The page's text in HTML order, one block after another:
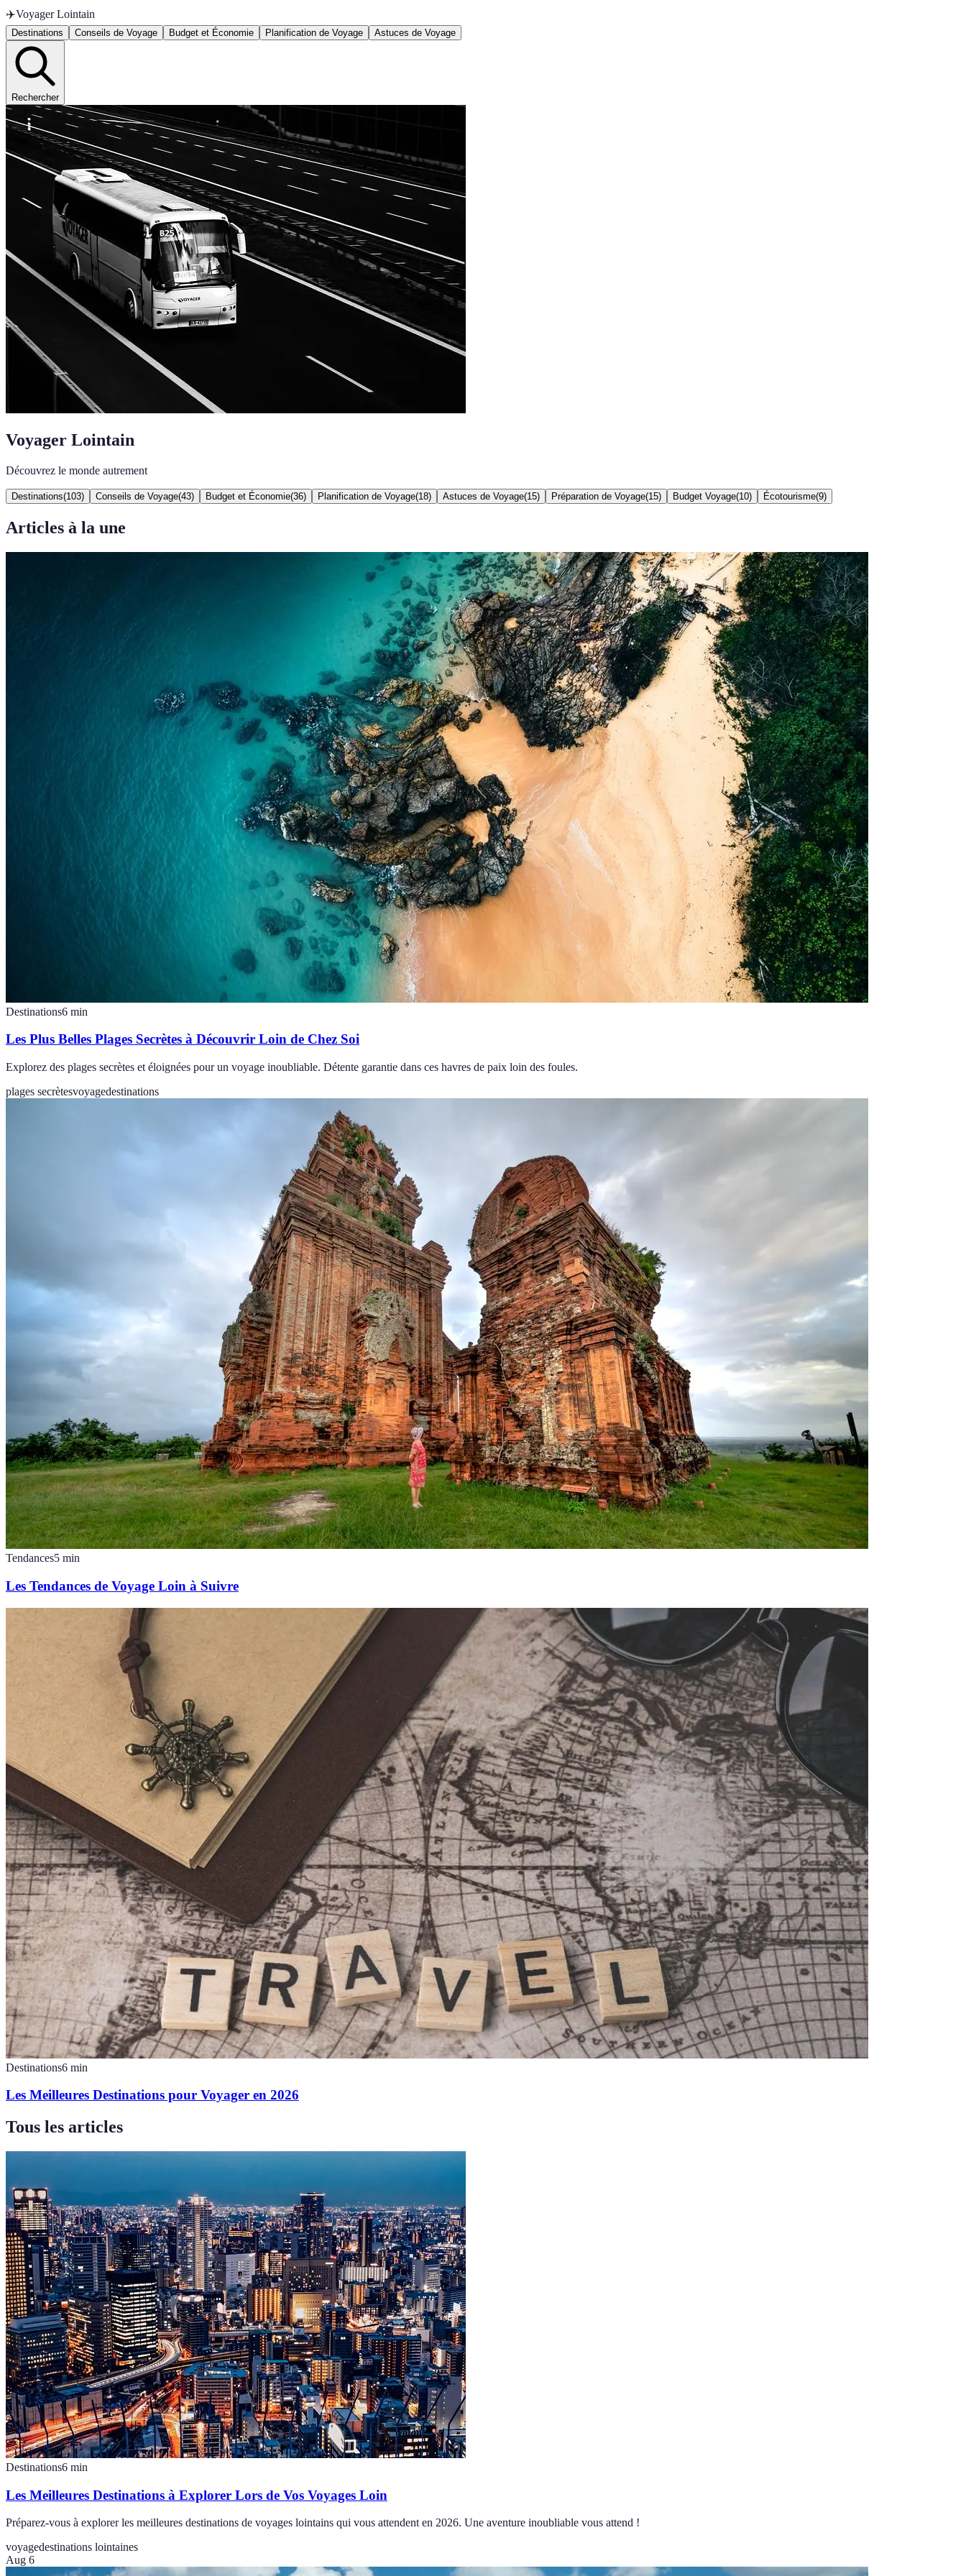
✈️Voyager Lointain
Destinations Conseils de Voyage Budget et Économie Planification de Voyage Astuces de Voyage
Rechercher
Voyager Lointain
Découvrez le monde autrement
Destinations(103) Conseils de Voyage(43) Budget et Économie(36) Planification de Voyage(18) Astuces de Voyage(15) Préparation de Voyage(15) Budget Voyage(10) Écotourisme(9)
Articles à la une
Destinations6 min
Les Plus Belles Plages Secrètes à Découvrir Loin de Chez Soi
Explorez des plages secrètes et éloignées pour un voyage inoubliable. Détente garantie dans ces havres de paix loin des foules.
plages secrètesvoyagedestinations
Tendances5 min
Les Tendances de Voyage Loin à Suivre
Destinations6 min
Les Meilleures Destinations pour Voyager en 2026
Tous les articles
Destinations6 min
Les Meilleures Destinations à Explorer Lors de Vos Voyages Loin
Préparez-vous à explorer les meilleures destinations de voyages lointains qui vous attendent en 2026. Une aventure inoubliable vous attend !
voyagedestinations lointaines
Aug 6